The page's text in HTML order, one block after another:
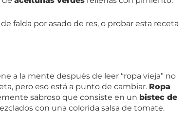
falda por asado de res, o probar esta receta
a la mente después de leer “ropa vieja” no
pero eso está a punto de cambiar. Ropa
sabroso que consiste en un bistec de
con una colorida salsa de tomate.